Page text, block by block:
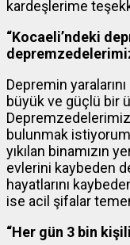
kardeşlerime
“Kocaeli’ndeki
Depremin
büyük ve güçlü bir
bulunmak
yıkılan binamızın
evlerini kaybeden
hayatlarını
ise acil şifalar
“Her gün 3 bin